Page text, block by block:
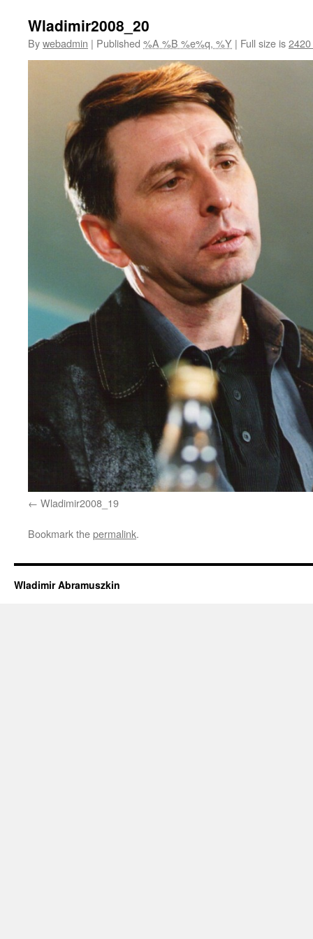
Wladimir2008_20
Bywebadmin | Published %A %B %e%q, %Y | Full size is
Wladimir2008_19
Bookmark thepermalink.
Wladimir Abramuszkin